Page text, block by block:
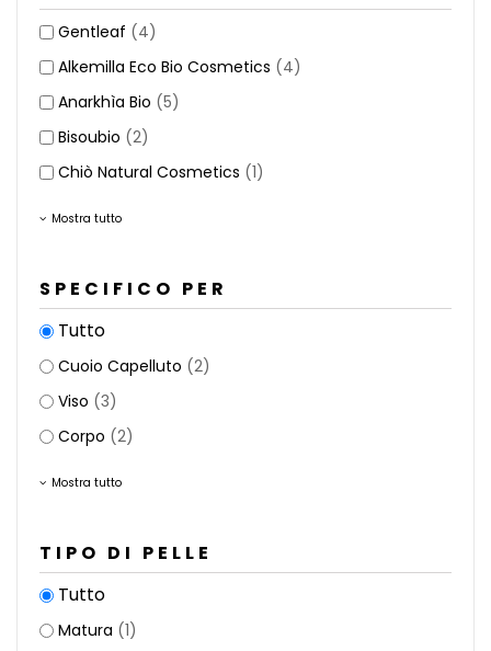
Gentleaf (4)
Alkemilla Eco Bio Cosmetics (4)
Anarkhìa Bio (5)
Bisoubio (2)
Chiò Natural Cosmetics (1)
Mostra tutto
SPECIFICO PER
Tutto
Cuoio Capelluto (2)
Viso (3)
Corpo (2)
Mostra tutto
TIPO DI PELLE
Tutto
Matura (1)